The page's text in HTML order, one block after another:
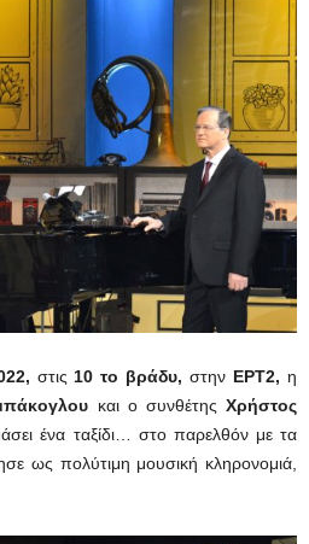
στις 10 το βράδυ, στην ΕΡΤ2, η
και ο συνθέτηςΧρήστος
ένα ταξίδι… στο παρελθόν με τα
ως πολύτιμη μουσική κληρονομιά,